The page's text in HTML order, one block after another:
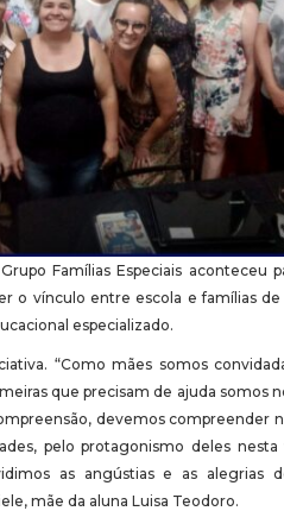
Famílias Especiais aconteceu
o vínculo entre escola e famílias de
especializado.
“Como mães somos
que precisam de ajuda somos
devemos compreender
pelo protagonismo deles nesta
as angústias e as alegrias
mãe da aluna Luisa Teodoro.